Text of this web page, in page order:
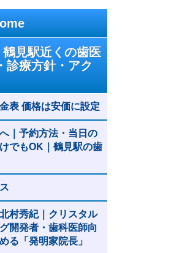
鶴見駅近くの歯医
診療方針・アク
表 価格は安価に設定
｜予約方法・当日の
でもOK｜鶴見駅の歯
ス
村秀紀｜クリスタル
開発者・歯科医師向
る「発明家院長」